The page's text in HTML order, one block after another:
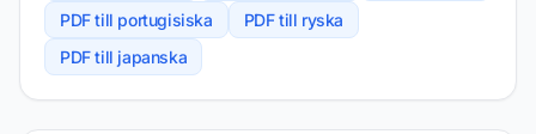
PDF till portugisiska
PDF till ryska
PDF till japanska